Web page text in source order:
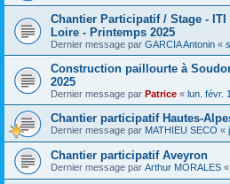
Chantier Participatif / Stage -
Loire - Printemps 2025
Dernier message par GARCIA Antonin «
Construction paillourte à
2025
Dernier message par Patrice « lun. févr.
Chantier participatif Hautes-
Dernier message par MATHIEU SECO «
Chantier participatif Aveyron
Dernier message par Arthur MORALES «